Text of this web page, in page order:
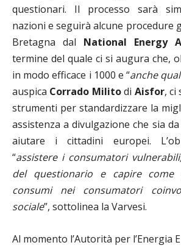
questionari. Il processo sarà
nazioni e seguirà alcune procedure
Bretagna dal National Energy
termine del quale ci si augura che,
in modo efficace i 1000 e “anche
auspica Corrado Militodi Aisfor, ci
strumenti per standardizzare la
assistenza a divulgazione che sia
aiutare i cittadini europei.
“assistere i consumatori
del questionario e capire
consumi nei consumatori
sociale”, sottolinea la Varvesi.
Al momento l’Autorità per l’Energia